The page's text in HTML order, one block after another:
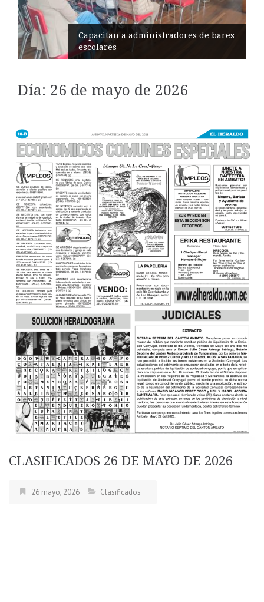
Éxito en recital de Ciudad Poética
Día: 26 de mayo de 2026
CLASIFICADOS 26 DE MAYO DE 2026
26 mayo, 2026 Clasificados